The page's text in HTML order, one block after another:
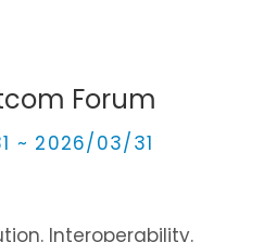
Forum
~ 2026/03/31
Interoperability.